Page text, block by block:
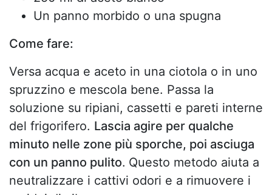
Un panno morbido o una spugna
Come fare:
Versa acqua e aceto in una ciotola o in uno
spruzzino e mescola bene. Passa la
soluzione su ripiani, cassetti e pareti interne
del frigorifero. Lascia agire per qualche
minuto nelle zone più sporche, poi asciuga
con un panno pulito. Questo metodo aiuta a
neutralizzare i cattivi odori e a rimuovere i